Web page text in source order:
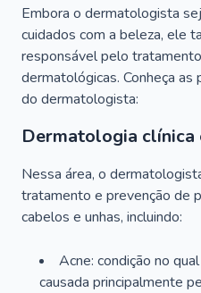
Embora o dermatologista
cuidados com a beleza, ele
responsável pelo
dermatológicas. Conheça as
do dermatologista:
Dermatologia clínica
Nessa área, o
tratamento e prevenção de
cabelos e unhas, incluindo:
Acne: condição no
causada principalmente